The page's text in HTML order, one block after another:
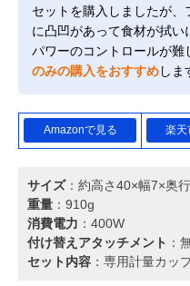
セットを購入しましたが
に凸凹があって食材が拭
パワーのコントロールが難
のみの購入をおすすめしま
Amazonで見る 楽天
サイズ：約高さ40×幅7×奥
重量 ：910g
消費電力 ：400W
付け替えアタッチメント ：
セット内容 ：専用計量カッ